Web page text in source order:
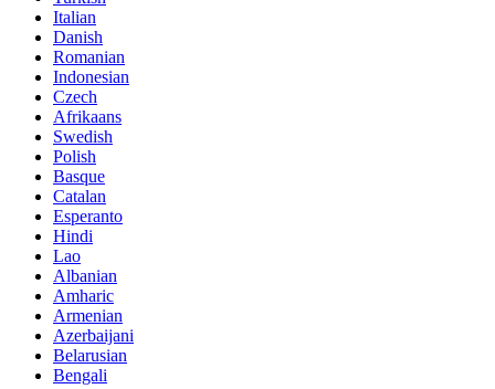
Italian
Danish
Romanian
Indonesian
Czech
Afrikaans
Swedish
Polish
Basque
Catalan
Esperanto
Hindi
Lao
Albanian
Amharic
Armenian
Azerbaijani
Belarusian
Bengali